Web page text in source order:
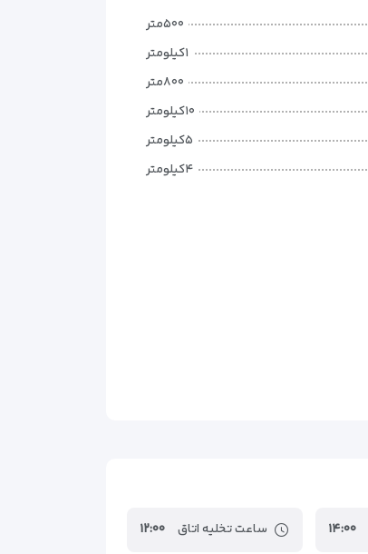
۵۰۰متر
۱کیلومتر
۸۰۰متر
۱۰کیلومتر
۵کیلومتر
۴کیلومتر
۱۴:۰۰ ساعت تخلیه اتاق ۱۲:۰۰